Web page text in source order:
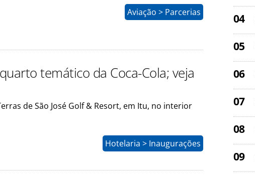
Aviação > Parcerias
temático da Coca-Cola; veja
de São José Golf & Resort, em Itu, no interior
Hotelaria > Inaugurações